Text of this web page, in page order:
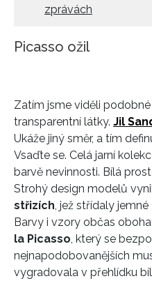
zprávách
Picasso ožil
Zatím jsme viděli
transparentní látky. Jil
Ukáže jiný směr, a tím
Vsaďte se. Celá jarní
barvě nevinnosti. Bílá
Strohý design modelů
střizích , jež střídaly jemné
Barvy i vzory občas
la Picasso , který se
nejnapodobovanějších
vygradovala v přehlídku